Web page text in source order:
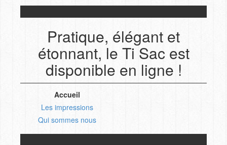
Pratique, élégant et
étonnant, le Ti Sac est
disponible en ligne !
Accueil
Les impressions
Qui sommes nous